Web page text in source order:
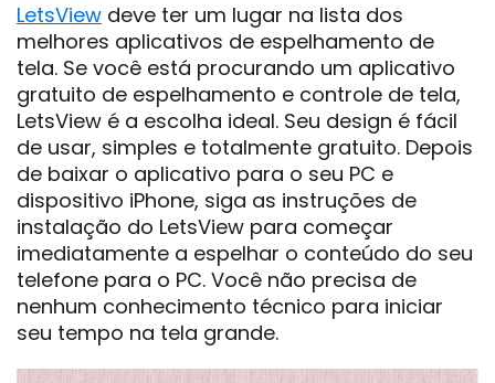
LetsView deve ter um lugar na lista dos
melhores aplicativos de espelhamento de
tela. Se você está procurando um aplicativo
gratuito de espelhamento e controle de tela,
LetsView é a escolha ideal. Seu design é fácil
de usar, simples e totalmente gratuito. Depois
de baixar o aplicativo para o seu PC e
dispositivo iPhone, siga as instruções de
instalação do LetsView para começar
imediatamente a espelhar o conteúdo do seu
telefone para o PC. Você não precisa de
nenhum conhecimento técnico para iniciar
seu tempo na tela grande.